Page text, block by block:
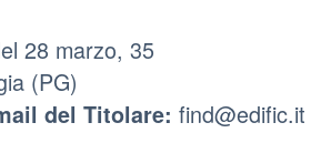
28 marzo, 35
(PG)
del Titolare: find@edific.it